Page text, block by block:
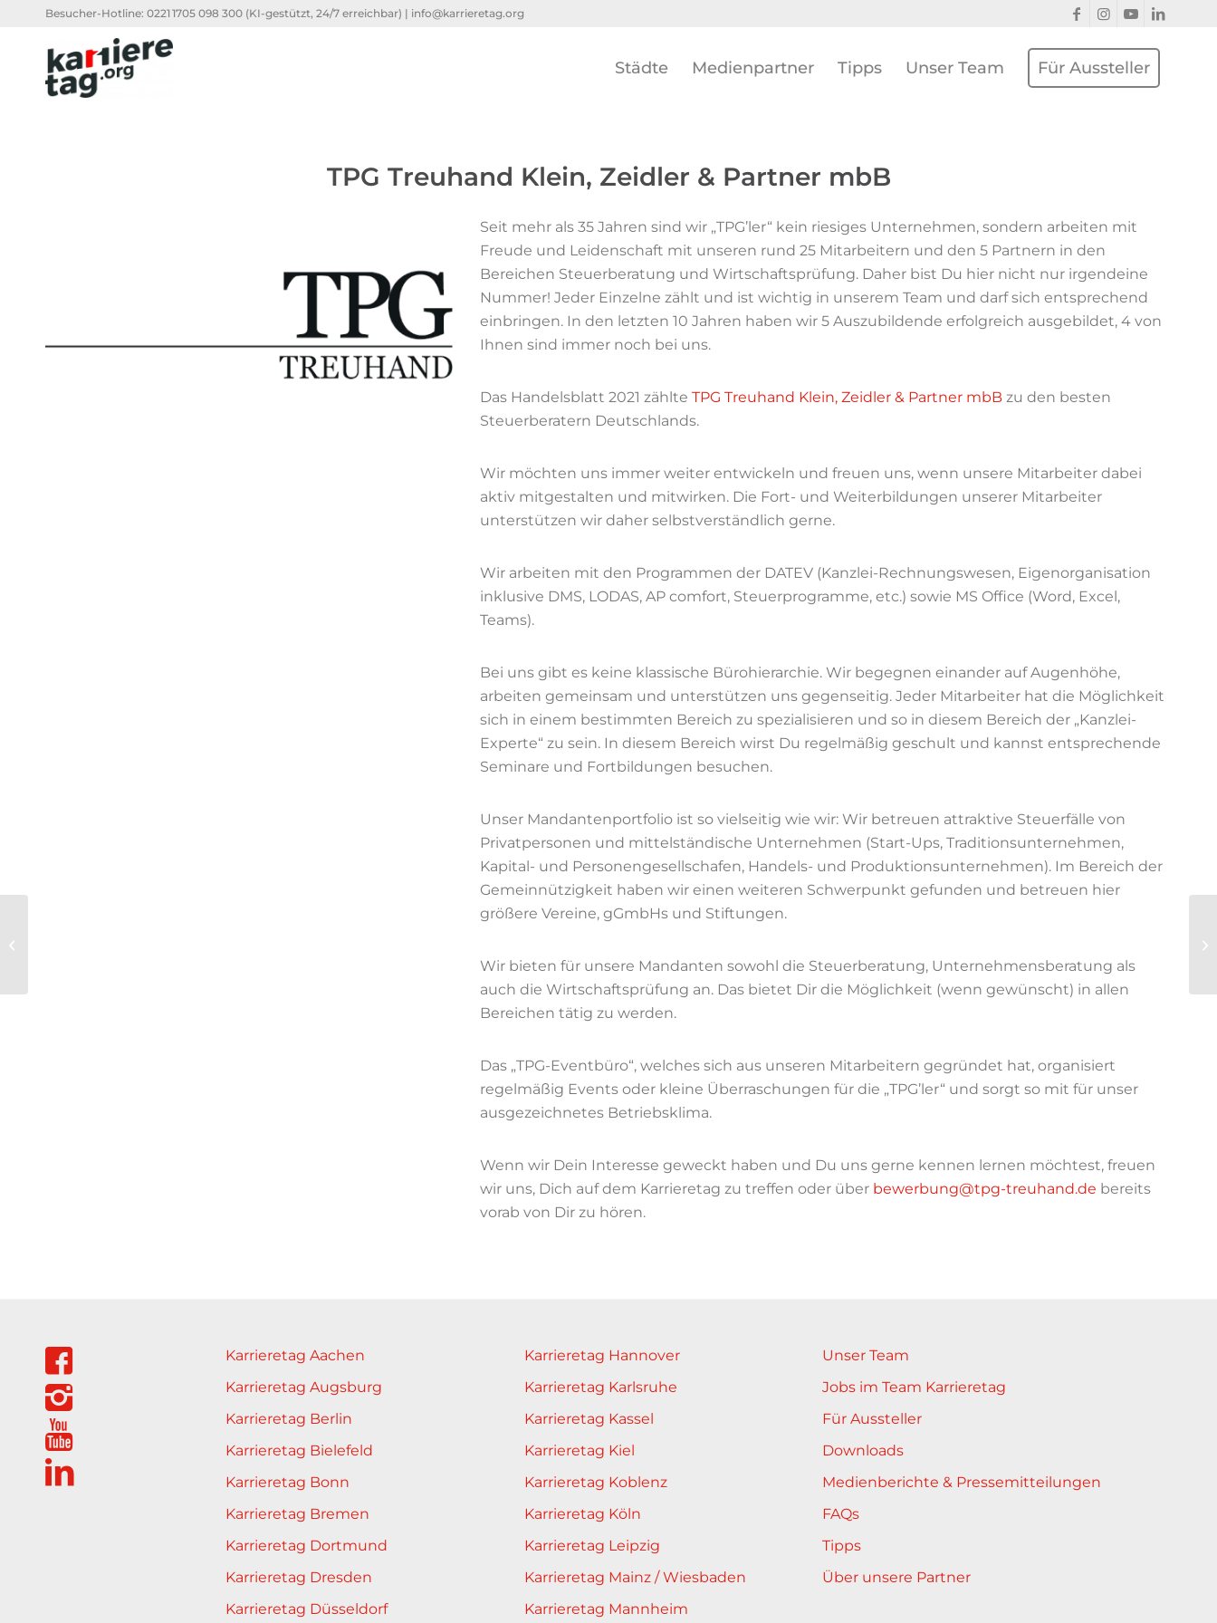
Besucher-Hotline: 0221 1705 098 300 (KI-gestützt, 24/7 erreichbar) | info@karrieretag.org
Städte Medienpartner Tipps Unser Team Für Aussteller
TPG Treuhand Klein, Zeidler & Partner mbB
Seit mehr als 35 Jahren sind wir „TPG’ler“ kein riesiges Unternehmen, sondern arbeiten mit
Freude und Leidenschaft mit unseren rund 25 Mitarbeitern und den 5 Partnern in den
Bereichen Steuerberatung und Wirtschaftsprüfung. Daher bist Du hier nicht nur irgendeine
Nummer! Jeder Einzelne zählt und ist wichtig in unserem Team und darf sich entsprechend
einbringen. In den letzten 10 Jahren haben wir 5 Auszubildende erfolgreich ausgebildet, 4 von
Ihnen sind immer noch bei uns.
Das Handelsblatt 2021 zählte TPG Treuhand Klein, Zeidler & Partner mbB zu den besten
Steuerberatern Deutschlands.
Wir möchten uns immer weiter entwickeln und freuen uns, wenn unsere Mitarbeiter dabei
aktiv mitgestalten und mitwirken. Die Fort- und Weiterbildungen unserer Mitarbeiter
unterstützen wir daher selbstverständlich gerne.
Wir arbeiten mit den Programmen der DATEV (Kanzlei-Rechnungswesen, Eigenorganisation
inklusive DMS, LODAS, AP comfort, Steuerprogramme, etc.) sowie MS Office (Word, Excel,
Teams).
Bei uns gibt es keine klassische Bürohierarchie. Wir begegnen einander auf Augenhöhe,
arbeiten gemeinsam und unterstützen uns gegenseitig. Jeder Mitarbeiter hat die Möglichkeit
sich in einem bestimmten Bereich zu spezialisieren und so in diesem Bereich der „Kanzlei-
Experte“ zu sein. In diesem Bereich wirst Du regelmäßig geschult und kannst entsprechende
Seminare und Fortbildungen besuchen.
Unser Mandantenportfolio ist so vielseitig wie wir: Wir betreuen attraktive Steuerfälle von
Privatpersonen und mittelständische Unternehmen (Start-Ups, Traditionsunternehmen,
Kapital- und Personengesellschafen, Handels- und Produktionsunternehmen). Im Bereich der
Gemeinnützigkeit haben wir einen weiteren Schwerpunkt gefunden und betreuen hier
größere Vereine, gGmbHs und Stiftungen.
Wir bieten für unsere Mandanten sowohl die Steuerberatung, Unternehmensberatung als
auch die Wirtschaftsprüfung an. Das bietet Dir die Möglichkeit (wenn gewünscht) in allen
Bereichen tätig zu werden.
Das „TPG-Eventbüro“, welches sich aus unseren Mitarbeitern gegründet hat, organisiert
regelmäßig Events oder kleine Überraschungen für die „TPG’ler“ und sorgt so mit für unser
ausgezeichnetes Betriebsklima.
Wenn wir Dein Interesse geweckt haben und Du uns gerne kennen lernen möchtest, freuen
wir uns, Dich auf dem Karrieretag zu treffen oder über bewerbung@tpg-treuhand.de bereits
vorab von Dir zu hören.
Karrieretag Aachen
Karrieretag Augsburg
Karrieretag Berlin
Karrieretag Bielefeld
Karrieretag Bonn
Karrieretag Bremen
Karrieretag Dortmund
Karrieretag Dresden
Karrieretag Düsseldorf
Karrieretag Hannover
Karrieretag Karlsruhe
Karrieretag Kassel
Karrieretag Kiel
Karrieretag Koblenz
Karrieretag Köln
Karrieretag Leipzig
Karrieretag Mainz / Wiesbaden
Karrieretag Mannheim
Unser Team
Jobs im Team Karrieretag
Für Aussteller
Downloads
Medienberichte & Pressemitteilungen
FAQs
Tipps
Über unsere Partner